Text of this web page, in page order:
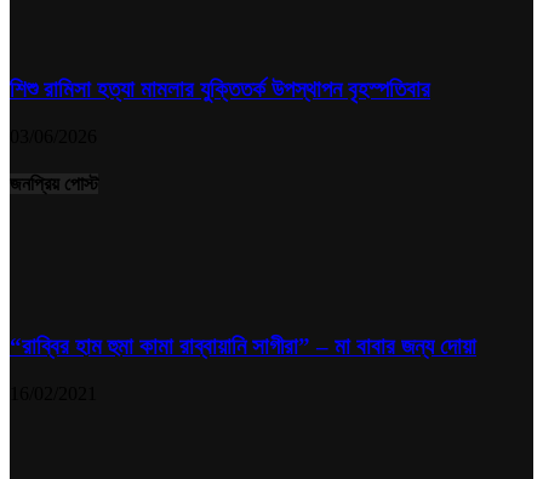
শিশু রামিসা হত্যা মামলার যুক্তিতর্ক উপস্থাপন বৃহস্পতিবার
জনপ্রিয় পোস্ট
“রাব্বির হাম হুমা কামা রাব্বায়ানি সাগীরা” – মা বাবার জন্য দোয়া